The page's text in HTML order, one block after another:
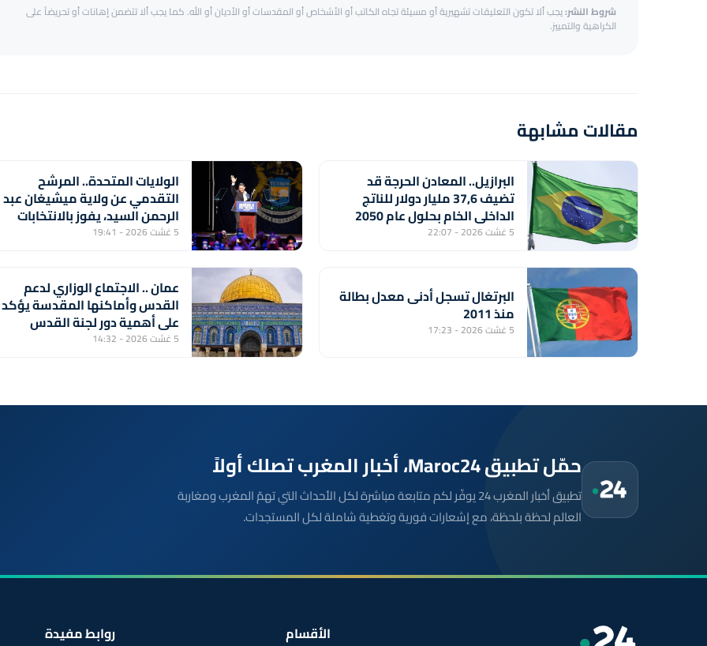
شروط النشر:يجب ألا تكون التعليقات تشهيرية أو مسيئة تجاه الكاتب أو الأشخاص أو المقدسات أو الأديان أو الله. كما يجب ألا تتضمن إهانات أو تحريضاً على
الكراهية والتمييز.
مقالات مشابهة
البرازيل.. المعادن الحرجة قد
تضيف 37,6 مليار دولار للناتج
الداخلي الخام بحلول عام 2050
(دراسة)
5 غشت 2026 - 22:07
الولايات المتحدة.. المرشح
التقدمي عن ولاية ميشيغان عبد
الرحمن السيد، يفوز بالانتخابات
التمهيدية للحزب الديمقراطي
5 غشت 2026 - 19:41
البرتغال تسجل أدنى معدل بطالة
منذ 2011
5 غشت 2026 - 17:23
عمان .. الاجتماع الوزاري لدعم
القدس وأماكنها المقدسة يؤكد
على أهمية دور لجنة القدس
بقيادة جلالة الملك ويدعم جهود
5 غشت 2026 - 14:32
حمّل تطبيق Maroc24، أخبار المغرب تصلك أولاً
تطبيق أخبار المغرب 24 يوفّر لكم متابعة مباشرة لكل الأحداث التي تهمّ المغرب ومغاربة
العالم لحظة بلحظة، مع إشعارات فورية وتغطية شاملة لكل المستجدات.
الأقسام روابط مفيدة